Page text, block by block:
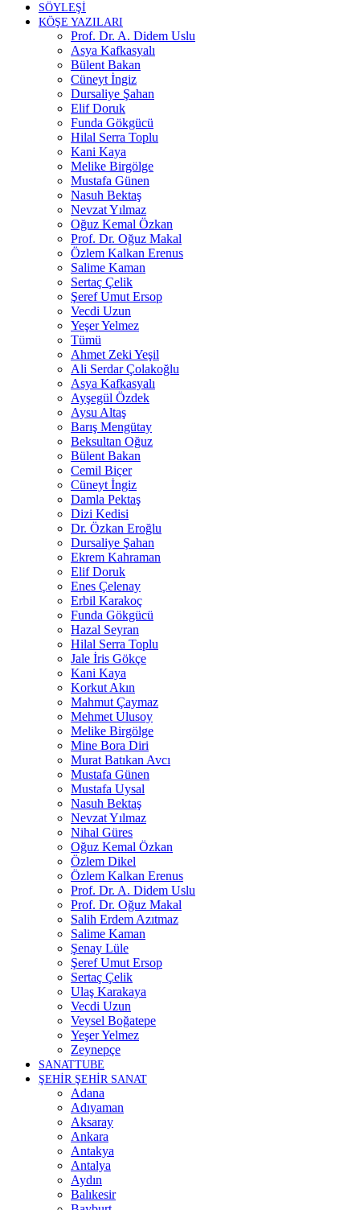
SÖYLEŞİ
KÖŞE YAZILARI
Prof. Dr. A. Didem Uslu
Asya Kafkasyalı
Bülent Bakan
Cüneyt İngiz
Dursaliye Şahan
Elif Doruk
Funda Gökgücü
Hilal Serra Toplu
Kani Kaya
Melike Birgölge
Mustafa Günen
Nasuh Bektaş
Nevzat Yılmaz
Oğuz Kemal Özkan
Prof. Dr. Oğuz Makal
Özlem Kalkan Erenus
Salime Kaman
Sertaç Çelik
Şeref Umut Ersop
Vecdi Uzun
Yeşer Yelmez
Tümü
Ahmet Zeki Yeşil
Ali Serdar Çolakoğlu
Asya Kafkasyalı
Ayşegül Özdek
Aysu Altaş
Barış Mengütay
Beksultan Oğuz
Bülent Bakan
Cemil Biçer
Cüneyt İngiz
Damla Pektaş
Dizi Kedisi
Dr. Özkan Eroğlu
Dursaliye Şahan
Ekrem Kahraman
Elif Doruk
Enes Çelenay
Erbil Karakoç
Funda Gökgücü
Hazal Seyran
Hilal Serra Toplu
Jale İris Gökçe
Kani Kaya
Korkut Akın
Mahmut Çaymaz
Mehmet Ulusoy
Melike Birgölge
Mine Bora Diri
Murat Batıkan Avcı
Mustafa Günen
Mustafa Uysal
Nasuh Bektaş
Nevzat Yılmaz
Nihal Güres
Oğuz Kemal Özkan
Özlem Dikel
Özlem Kalkan Erenus
Prof. Dr. A. Didem Uslu
Prof. Dr. Oğuz Makal
Salih Erdem Azıtmaz
Salime Kaman
Şenay Lüle
Şeref Umut Ersop
Sertaç Çelik
Ulaş Karakaya
Vecdi Uzun
Veysel Boğatepe
Yeşer Yelmez
Zeynepçe
SANATTUBE
ŞEHİR ŞEHİR SANAT
Adana
Adıyaman
Aksaray
Ankara
Antakya
Antalya
Aydın
Balıkesir